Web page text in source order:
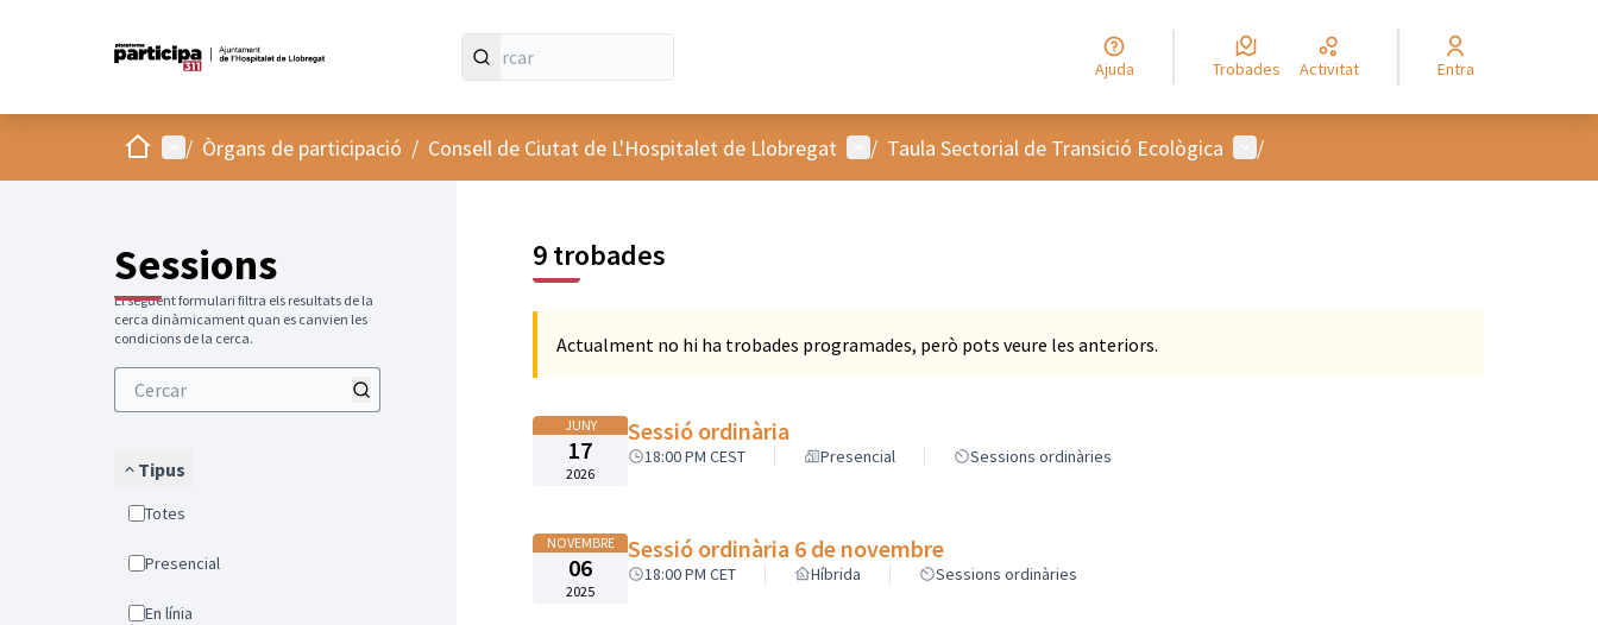
Ajuda Trobades Activitat Entra
Inici Menú principal
/ Òrgans de participació / Consell de Ciutat de L'Hospitalet de Llobregat Menú d'usuari
/ Taula Sectorial de Transició Ecològica Menú d'usuari
/
Sessions
El següent formulari filtra els resultats de la
cerca dinàmicament quan es canvien les
condicions de la cerca.
Tipus
Totes
Presencial
En línia
9 trobades
Actualment no hi ha trobades programades, però pots veure les anteriors.
JUNY
17
2026
Sessió ordinària
18:00 PM CEST Presencial Sessions ordinàries
NOVEMBRE
06
2025
Sessió ordinària 6 de novembre
18:00 PM CET Híbrida Sessions ordinàries